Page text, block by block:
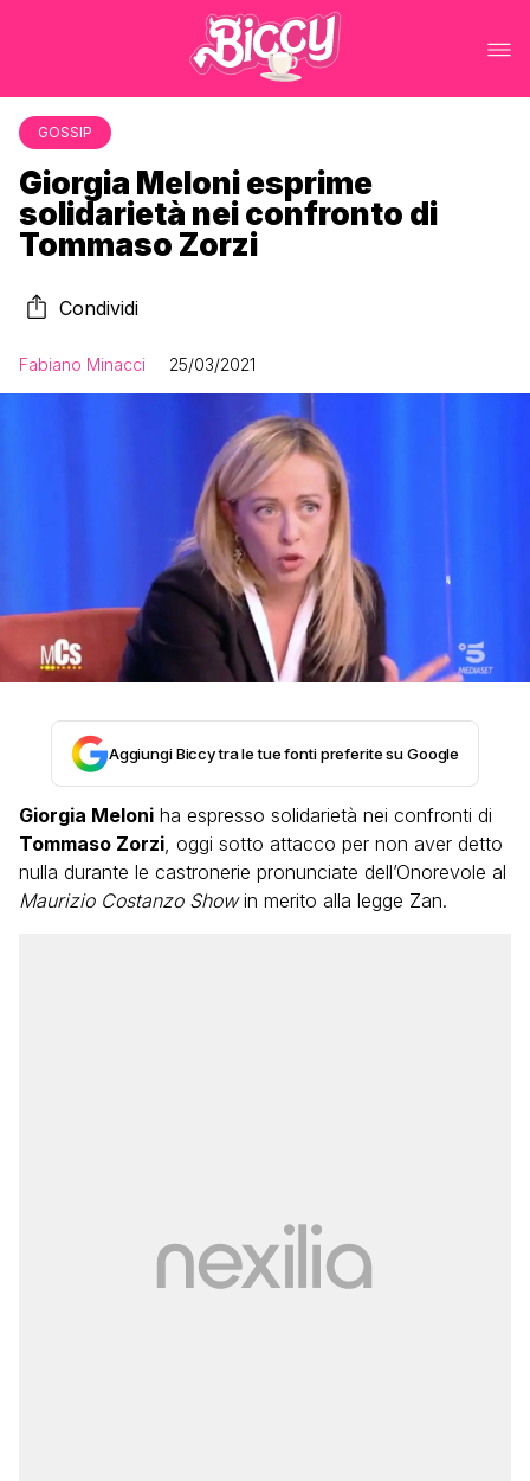
GOSSIP
Giorgia Meloni esprime
solidarietà nei confronto di
Tommaso Zorzi
Condividi
Fabiano Minacci 25/03/2021
Aggiungi Biccy tra le tue fonti preferite su Google
Giorgia Meloni ha espresso solidarietà nei confronti di
Tommaso Zorzi , oggi sotto attacco per non aver detto
nulla durante le castronerie pronunciate dell’Onorevole al
Maurizio Costanzo Showin merito alla legge Zan.